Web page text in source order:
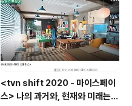
<tvn shift 2020 - 마이스페이
스> 나의 과거와, 현재와 미래는